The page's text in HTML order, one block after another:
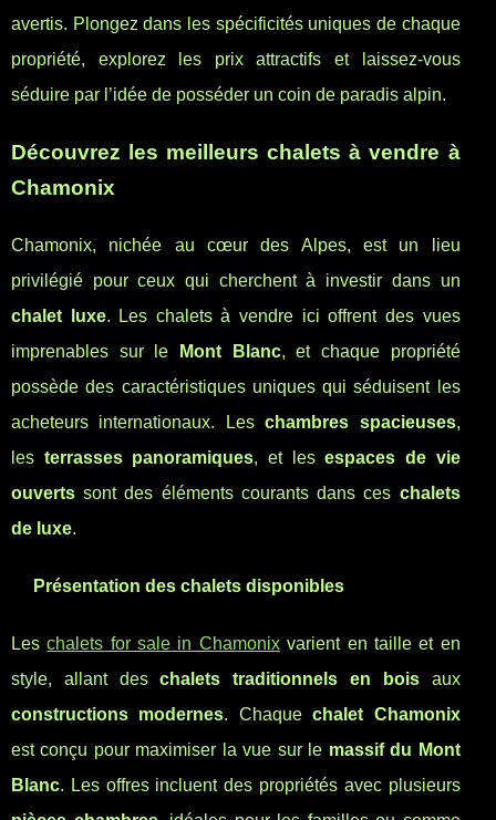
avertis. Plongez dans les spécificités uniques de chaque
propriété, explorez les prix attractifs et laissez-vous
séduire par l’idée de posséder un coin de paradis alpin.
Découvrez les meilleurs chalets à vendre à
Chamonix
Chamonix, nichée au cœur des Alpes, est un lieu
privilégié pour ceux qui cherchent à investir dans un
chalet luxe. Les chalets à vendre ici offrent des vues
imprenables sur le
Mont Blanc, et chaque propriété
possède des caractéristiques uniques qui séduisent les
acheteurs internationaux. Leschambres spacieuses,
les terrasses panoramiques, et lesespaces de vie
ouverts sont des éléments courants dans ces chalets
de luxe.
Présentation des chalets disponibles
Leschalets for sale in Chamonixvarient en taille et en
style, allant deschalets traditionnels en boisaux
constructions modernes. Chaquechalet Chamonix
est conçu pour maximiser la vue sur le massif du Mont
Blanc. Les offres incluent des propriétés avec plusieurs